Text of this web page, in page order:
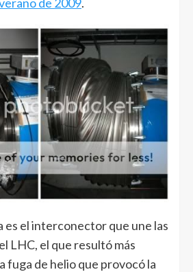
es el interconector que une las
LHC, el que resultó más
fuga de helio que provocó la